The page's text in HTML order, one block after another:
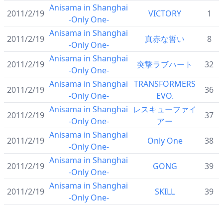
2011/2/19
Anisama in Shanghai
-Only One-
VICTORY 1
2011/2/19
Anisama in Shanghai
-Only One-
真赤な誓い 8
2011/2/19
Anisama in Shanghai
-Only One-
突撃ラブハート 32
2011/2/19
Anisama in Shanghai
-Only One-
TRANSFORMERS
EVO.
36
2011/2/19
Anisama in Shanghai
-Only One-
レスキューファイ
アー
37
2011/2/19
Anisama in Shanghai
-Only One-
Only One 38
2011/2/19
Anisama in Shanghai
-Only One-
GONG 39
2011/2/19
Anisama in Shanghai
-Only One-
SKILL 39